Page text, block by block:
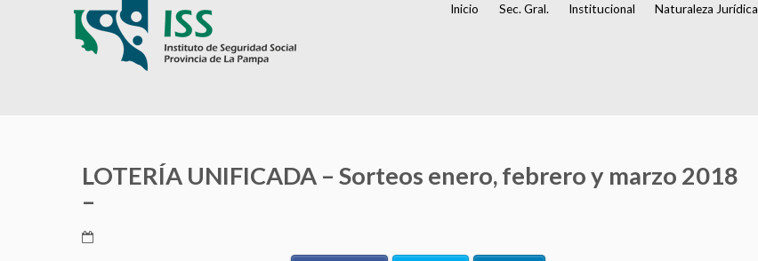
Inicio Sec. Gral. Institucional Naturaleza Jurídica
LOTERÍA UNIFICADA – Sorteos enero, febrero y marzo 2018
–